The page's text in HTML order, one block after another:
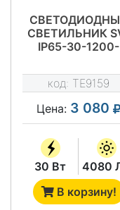
СВЕТИЛЬНИК
IP65-30-1200-
код: TE9159
Цена: 3 080
30 Вт
4080
В корзину!